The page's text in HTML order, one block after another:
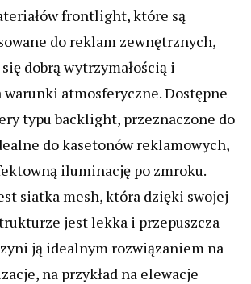
frontlight, które są
do reklam zewnętrznych,
dobrą wytrzymałością i
warunki atmosferyczne. Dostępne
typu backlight, przeznaczone do
do kasetonów reklamowych,
iluminację po zmroku.
siatka mesh, która dzięki swojej
jest lekka i przepuszcza
ją idealnym rozwiązaniem na
na przykład na elewacje